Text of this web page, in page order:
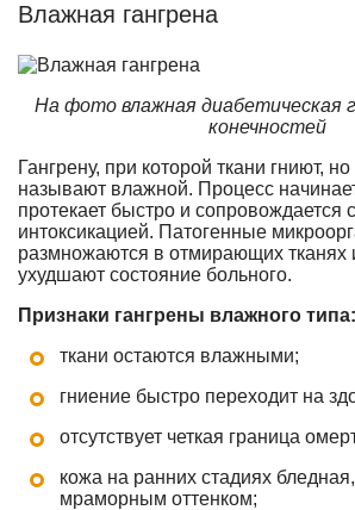
Влажная гангрена
На фото влажная диабетическая
конечностей
Гангрену, при которой ткани гниют,
называют влажной. Процесс
протекает быстро и сопровождается
интоксикацией. Патогенные
размножаются в отмирающих
ухудшают состояние больного.
Признаки гангрены влажного типа:
ткани остаются влажными;
гниение быстро переходит на
отсутствует четкая граница
кожа на ранних стадиях
мраморным оттенком;